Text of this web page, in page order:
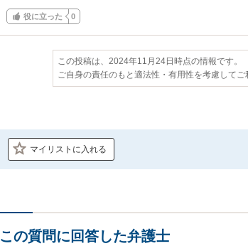
役に立った 0
この投稿は、2024年11月24日時点の情報です。
ご自身の責任のもと適法性・有用性を考慮して
マイリストに入れる
この質問に回答した弁護士